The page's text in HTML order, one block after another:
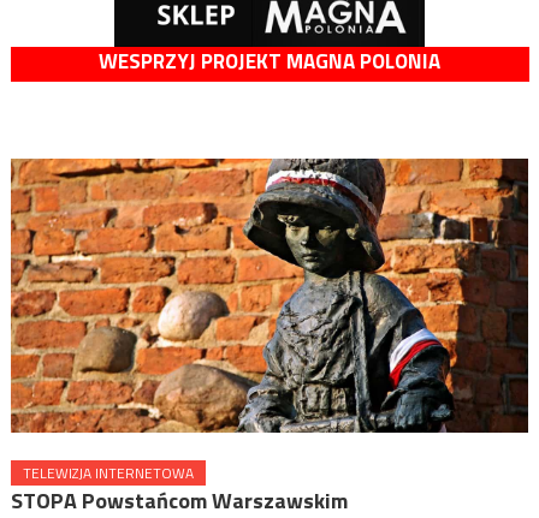
WESPRZYJ PROJEKT MAGNA POLONIA
TELEWIZJA INTERNETOWA
STOPA Powstańcom Warszawskim